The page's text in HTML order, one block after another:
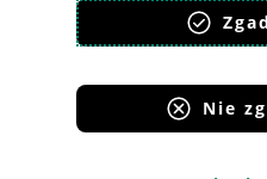
Nie
Korzystanie z serwisu